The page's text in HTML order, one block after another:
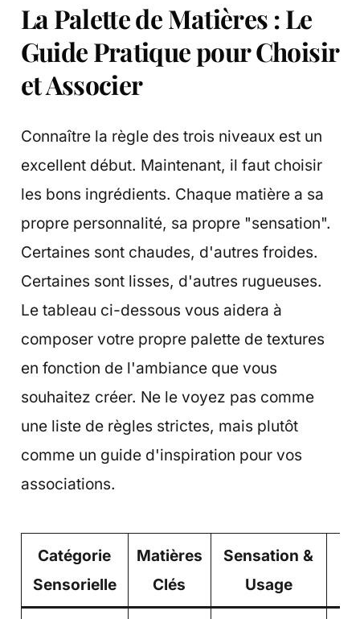
La Palette de Matières : Le
Guide Pratique pour Choisir
et Associer
Connaître la règle des trois niveaux est un
excellent début. Maintenant, il faut choisir
les bons ingrédients. Chaque matière a sa
propre personnalité, sa propre "sensation".
Certaines sont chaudes, d'autres froides.
Certaines sont lisses, d'autres rugueuses.
Le tableau ci-dessous vous aidera à
composer votre propre palette de textures
en fonction de l'ambiance que vous
souhaitez créer. Ne le voyez pas comme
une liste de règles strictes, mais plutôt
comme un guide d'inspiration pour vos
associations.
Catégorie
Sensorielle
Matières
Clés
Sensation &
Usage